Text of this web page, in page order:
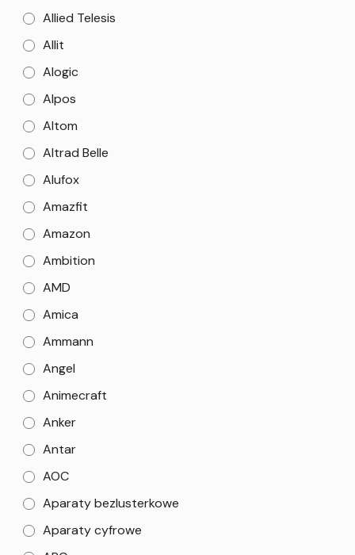
Allied Telesis
Allit
Alogic
Alpos
Altom
Altrad Belle
Alufox
Amazfit
Amazon
Ambition
AMD
Amica
Ammann
Angel
Animecraft
Anker
Antar
AOC
Aparaty bezlusterkowe
Aparaty cyfrowe